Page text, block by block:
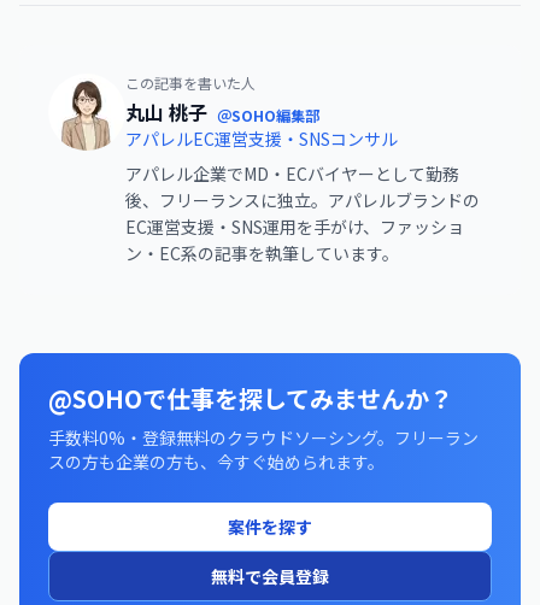
この記事を書いた人
丸山 桃子 ＠SOHO編集部
アパレルEC運営支援・SNSコンサル
アパレル企業でMD・ECバイヤーとして勤務
後、フリーランスに独立。アパレルブランドの
EC運営支援・SNS運用を手がけ、ファッショ
ン・EC系の記事を執筆しています。
@SOHOで仕事を探してみませんか？
手数料0%・登録無料のクラウドソーシング。フリーラン
スの方も企業の方も、今すぐ始められます。
案件を探す
無料で会員登録